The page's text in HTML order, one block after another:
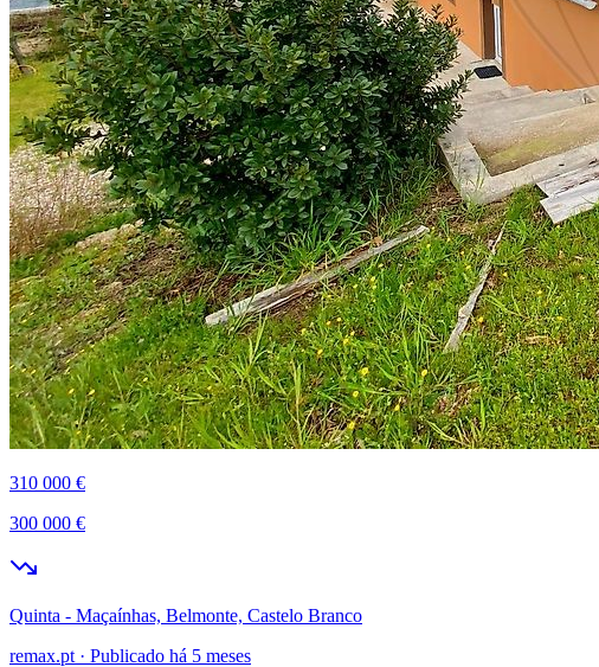
310 000 €
300 000 €
Quinta - Maçaínhas, Belmonte, Castelo Branco
remax.pt · Publicado há 5 meses